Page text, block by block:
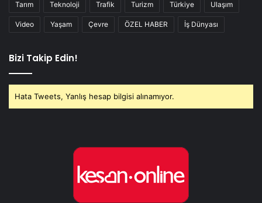
Tarım Teknoloji Trafik Turizm Türkiye Ulaşım
Video Yaşam Çevre ÖZEL HABER İş Dünyası
Bizi Takip Edin!
Hata Tweets, Yanlış hesap bilgisi alınamıyor.